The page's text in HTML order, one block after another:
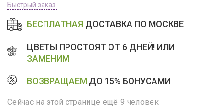
Быстрый заказ
БЕСПЛАТНАЯ ДОСТАВКА ПО МОСКВЕ
ЦВЕТЫ ПРОСТОЯТ ОТ 6 ДНЕЙ! ИЛИ
ЗАМЕНИМ
ВОЗВРАЩАЕМ ДО 15% БОНУСАМИ
Сейчас на этой странице ещё 9 человек